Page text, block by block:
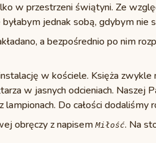
w przestrzeni świątyni. Ze
jednak sobą, gdybym
a bezpośrednio po nim
w kościele. Księża
w jasnych odcieniach. Naszej
Do całości dodaliśmy
obręczy z napisemMiłość. Na